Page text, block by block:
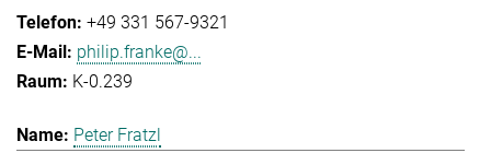
+49 331 567-9321
philip.franke@...
K-0.239
Peter Fratzl